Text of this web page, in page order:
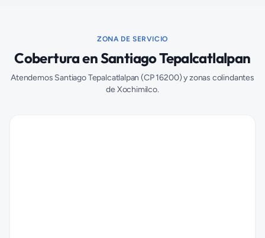
ZONA DE SERVICIO
Cobertura enSantiago Tepalcatlalpan
Atendemos Santiago Tepalcatlalpan (CP16200) y zonas colindantes
de Xochimilco.